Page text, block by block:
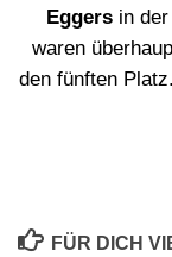
Eggersin der
waren
den fünften
FÜR DICH